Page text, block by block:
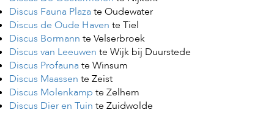
e
r
i
j
B
l
o
g
Discus Fauna Plaza te Oudewater
Discus de Oude Haven te Tiel
Discus Bormann te Velserbroek
Discus van Leeuwen te Wijk bij Duurstede
Discus Profauna te Winsum
Discus Maassen te Zeist
Discus Molenkamp te Zelhem
Discus Dier en Tuin te Zuidwolde